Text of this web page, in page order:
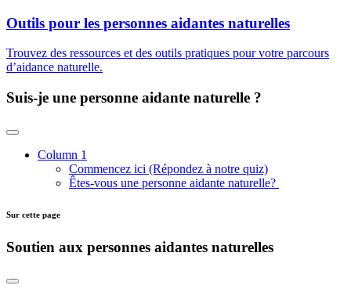
Outils pour les personnes aidantes naturelles
Trouvez des ressources et des outils pratiques pour votre parcours
d’aidance naturelle.
Suis-je une personne aidante naturelle ?
Column 1
Commencez ici (Répondez à notre quiz)
Êtes-vous une personne aidante naturelle?
Sur cette page
Soutien aux personnes aidantes naturelles